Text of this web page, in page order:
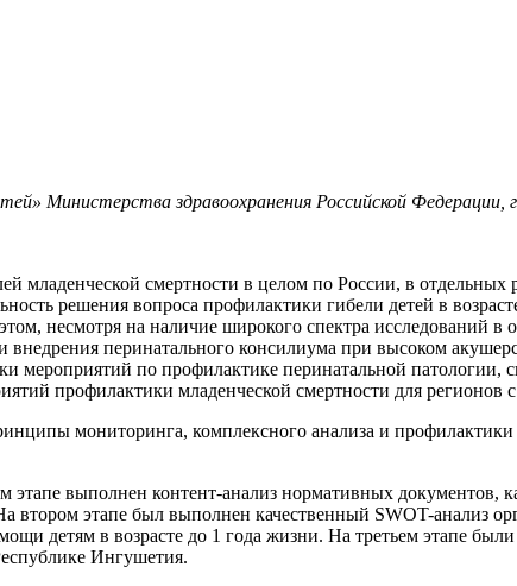
Министерства здравоохранения Российской Федерации,
младенческой смертности в целом по России, в
решения вопроса профилактики гибели детей в
несмотря на наличие широкого спектра исследований в
внедрения перинатального консилиума при высоком
мероприятий по профилактике перинатальной патологии,
профилактики младенческой смертности для регионов
мониторинга, комплексного анализа и
этапе выполнен контент-анализ нормативных документов,
втором этапе был выполнен качественный SWOT-анализ
детям в возрасте до 1 года жизни. На третьем этапе
Ингушетия.